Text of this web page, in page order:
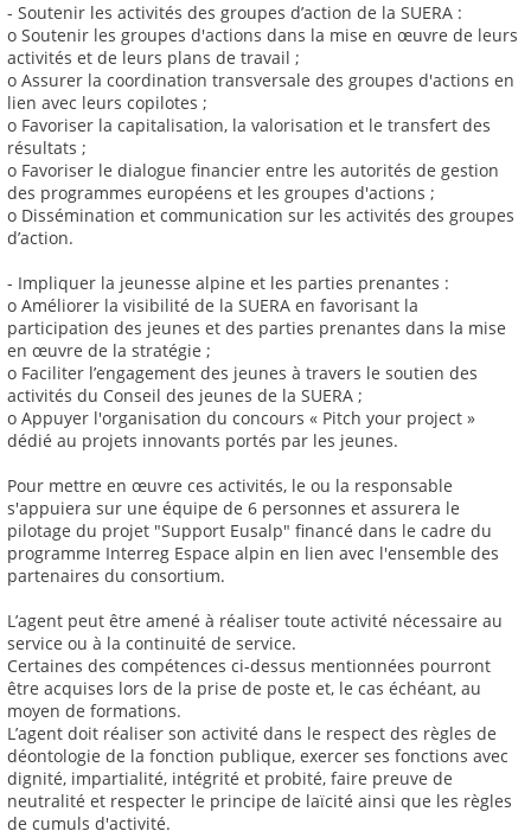
- Soutenir les activités des groupes d’action de la SUERA :
o Soutenir les groupes d'actions dans la mise en œuvre de leurs
activités et de leurs plans de travail ;
o Assurer la coordination transversale des groupes d'actions en
lien avec leurs copilotes ;
o Favoriser la capitalisation, la valorisation et le transfert des
résultats ;
o Favoriser le dialogue financier entre les autorités de gestion
des programmes européens et les groupes d'actions ;
o Dissémination et communication sur les activités des groupes
d’action.
- Impliquer la jeunesse alpine et les parties prenantes :
o Améliorer la visibilité de la SUERA en favorisant la
participation des jeunes et des parties prenantes dans la mise
en œuvre de la stratégie ;
o Faciliter l’engagement des jeunes à travers le soutien des
activités du Conseil des jeunes de la SUERA ;
o Appuyer l'organisation du concours « Pitch your project »
dédié au projets innovants portés par les jeunes.
Pour mettre en œuvre ces activités, le ou la responsable
s'appuiera sur une équipe de 6 personnes et assurera le
pilotage du projet "Support Eusalp" financé dans le cadre du
programme Interreg Espace alpin en lien avec l'ensemble des
partenaires du consortium.
L’agent peut être amené à réaliser toute activité nécessaire au
service ou à la continuité de service.
Certaines des compétences ci-dessus mentionnées pourront
être acquises lors de la prise de poste et, le cas échéant, au
moyen de formations.
L’agent doit réaliser son activité dans le respect des règles de
déontologie de la fonction publique, exercer ses fonctions avec
dignité, impartialité, intégrité et probité, faire preuve de
neutralité et respecter le principe de laïcité ainsi que les règles
de cumuls d'activité.